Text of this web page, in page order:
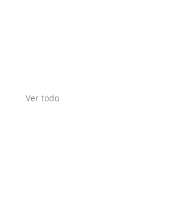
Ver todo